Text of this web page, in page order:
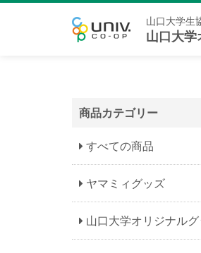
山口大学生
山口大
商品カテゴリー
すべての商品
ヤマミィグッズ
山口大学オリジナル